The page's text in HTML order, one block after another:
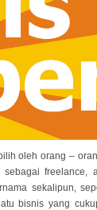
oleh orang –
sebagai
sekalipun,
bisnis yang